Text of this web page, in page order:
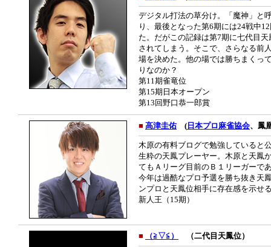
デジタル打法の草分け。「魔神」と
り、最後となった第6期には24戦中
た。だがこの記録は第7期に七代目
されてしまう。そこで、さらなる前
場を決めた。他の場では勝ちまくっ
りなのか？
第11期雀竜位
第15期日本オープン
第13回野口恭一郎賞
■ 高津圭佑 ( 日本プロ麻雀協会、鳳
木原の有料ブログで勉強していると
生粋の天鳳プレーヤー。木原と天鳳
てもＡリーグ目前のＢ１リーガーで
今年は過酷なプロ予選を勝ち抜き天
ンプロと天鳳位相手に存在感を示せ
新人王（15期）
■ （≧▽≦） （二代目天鳳位）